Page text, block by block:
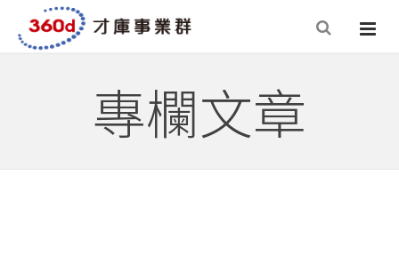
專欄文章